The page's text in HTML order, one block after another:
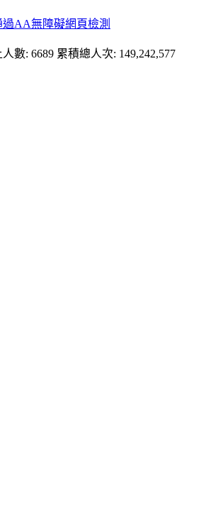
數: 6689 累積總人次: 149,242,577